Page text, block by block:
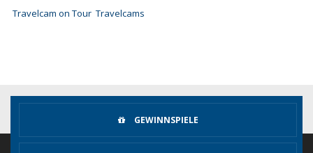
Travelcam on Tour Travelcams
GEWINNSPIELE